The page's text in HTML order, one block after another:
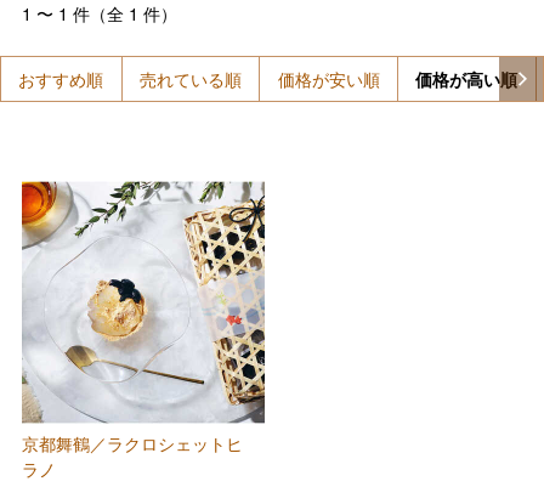
1 〜 1 件（全 1 件）
おすすめ順 売れている順 価格が安い順 価格が高い順
京都舞鶴／ラクロシェットヒ
ラノ